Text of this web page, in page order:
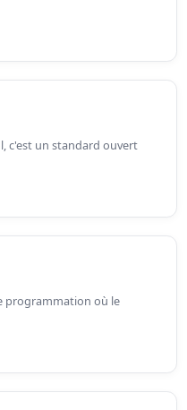
c'est un standard ouvert
programmation où le